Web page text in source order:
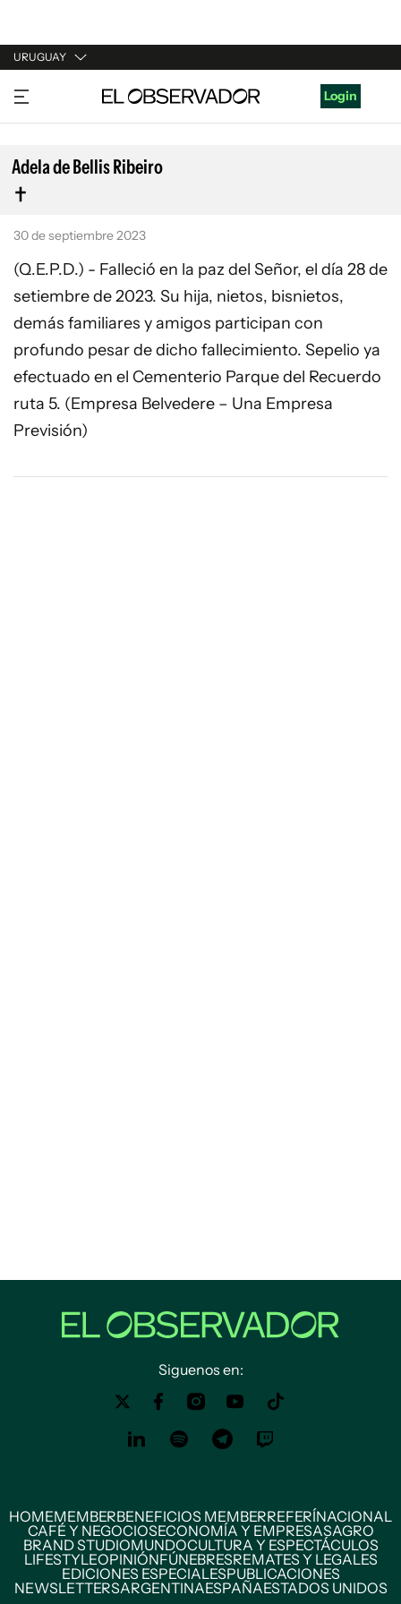
URUGUAY
URUGUAY
ARGENTINA
ESPAÑA
ESTADOS UNIDOS
Login
Adela de Bellis Ribeiro
30 de septiembre 2023
(Q.E.P.D.) - Falleció en la paz del Señor, el día 28 de
setiembre de 2023. Su hija, nietos, bisnietos,
demás familiares y amigos participan con
profundo pesar de dicho fallecimiento. Sepelio ya
efectuado en el Cementerio Parque del Recuerdo
ruta 5. (Empresa Belvedere – Una Empresa
Previsión)
Siguenos en:
HOMEMEMBERBENEFICIOS MEMBERREFERÍNACIONAL
CAFÉ Y NEGOCIOSECONOMÍA Y EMPRESASAGRO
BRAND STUDIOMUNDOCULTURA Y ESPECTÁCULOS
LIFESTYLEOPINIÓNFÚNEBRESREMATES Y LEGALES
EDICIONES ESPECIALESPUBLICACIONES
NEWSLETTERSARGENTINAESPAÑAESTADOS UNIDOS